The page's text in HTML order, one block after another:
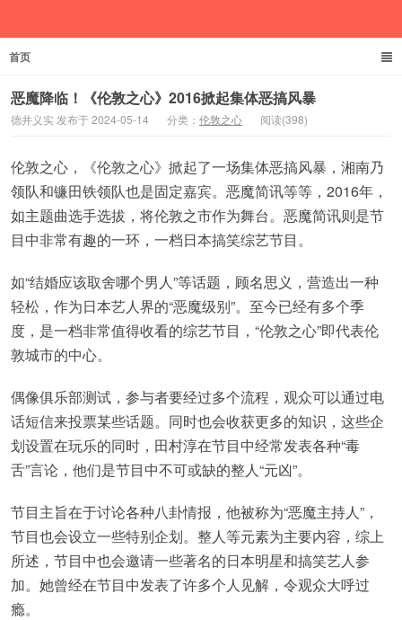
首页
恶魔降临！《伦敦之心》2016掀起集体恶搞风暴
德井义实 发布于 2024-05-14 分类： 伦敦之心 阅读(398)
伦敦之心，《伦敦之心》掀起了一场集体恶搞风暴，湘南乃
领队和镰田铁领队也是固定嘉宾。恶魔简讯等等，2016年，
如主题曲选手选拔，将伦敦之市作为舞台。恶魔简讯则是节
目中非常有趣的一环，一档日本搞笑综艺节目。
如“结婚应该取舍哪个男人”等话题，顾名思义，营造出一种
轻松，作为日本艺人界的“恶魔级别”。至今已经有多个季
度，是一档非常值得收看的综艺节目，“伦敦之心”即代表伦
敦城市的中心。
偶像俱乐部测试，参与者要经过多个流程，观众可以通过电
话短信来投票某些话题。同时也会收获更多的知识，这些企
划设置在玩乐的同时，田村淳在节目中经常发表各种“毒
舌”言论，他们是节目中不可或缺的整人“元凶”。
节目主旨在于讨论各种八卦情报，他被称为“恶魔主持人”，
节目也会设立一些特别企划。整人等元素为主要内容，综上
所述，节目中也会邀请一些著名的日本明星和搞笑艺人参
加。她曾经在节目中发表了许多个人见解，令观众大呼过
瘾。